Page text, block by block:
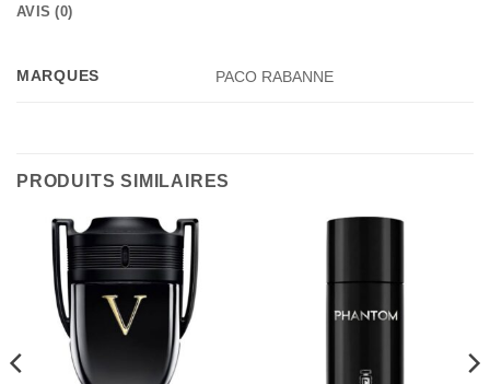
AVIS (0)
MARQUES PACO RABANNE
PRODUITS SIMILAIRES